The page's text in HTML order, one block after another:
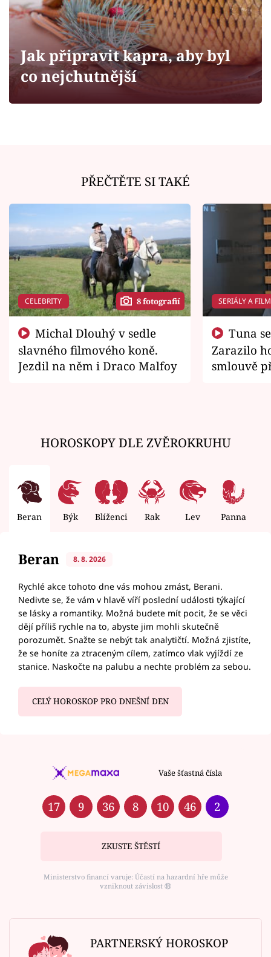
Sledujte prima+
Filmový festival Karlovy Vary
Sledujte nás
Jak připravit kapra, aby byl
co nejchutnější
PŘEČTĚTE SI TAKÉ
CELEBRITY 8 fotografií
slavného filmového koně.
Jezdil na něm i Draco Malfoy
SERIÁLY A
Zarazilo
smlouvě
HOROSKOPY DLE ZVĚROKRUHU
Beran Býk Blíženci Rak Lev Panna
Beran 8. 8. 2026
Rychlé akce tohoto dne vás mohou zmást, Berani.
Nedivte se, že vám v hlavě víří poslední události týkající
se lásky a romantiky. Možná budete mít pocit, že se věci
dějí příliš rychle na to, abyste jim mohli skutečně
porozumět. Snažte se nebýt tak analytičtí. Možná zjistíte,
že se honíte za ztraceným cílem, zatímco vlak vyjíždí ze
stanice. Naskočte na palubu a nechte problém za sebou.
CELÝ HOROSKOP PRO DNEŠNÍ DEN
Vaše šťastná čísla
17 9 36 8 10 46 2
ZKUSTE ŠTĚSTÍ
Ministerstvo financí varuje: Účastí na hazardní hře může
vzniknout závislost ⑱
PARTNERSKÝ HOROSKOP